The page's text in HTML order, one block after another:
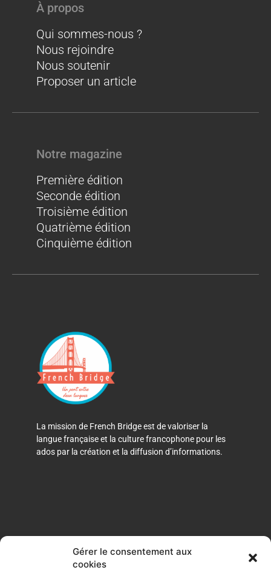
Gérer le consentement aux
cookies
À propos
Qui sommes-nous ?
Nous rejoindre
Nous soutenir
Proposer un article
Notre magazine
Première édition
Seconde édition
Troisième édition
Quatrième édition
Cinquième édition
La mission de French Bridge est de valoriser la
langue française et la culture francophone pour les
ados par la création et la diffusion d’informations.